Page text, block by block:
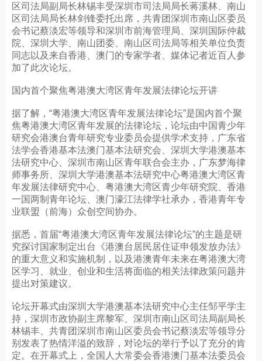
区司法局副局长林锡丰受深圳市司法局局长蒋溪林、南山
区司法局局长林剑锋委托出席，共青团深圳市南山区委员
会书记蔡淡宏等领导和深圳市前海管理局、深圳国际仲裁
院、深圳大学、南山团委、南山区司法局等相关单位负责
同志以及来自香港、澳门的专家学者、媒体记者近百人参
加了此次论坛。
国内首个聚焦粤港澳大湾区青年发展法律论坛开讲
据了解，“粤港澳大湾区青年发展法律论坛”是国内首个聚
焦粤港澳大湾区青年发展的法律论坛，论坛由中国青少年
研究会港澳台青年研究专业委员会提供学术支持，广东省
法学会香港基本法澳门基本法研究会、深圳大学港澳基本
法研究中心、深圳市南山区青年联合会主办，广东梦海律
师事务所、深圳大学港澳基本法研究中心粤港澳大湾区青
年发展法律研究中心、粤港澳大湾区青少年研究院、香港
一国两制青年论坛、澳门濠江法律学社承办，香港青年专
业联盟（前海）众创空间协办。
据悉，首届“粤港澳大湾区青年发展法律论坛”的主题是研
究探讨国家制定出台《港澳台居民居住证申领发放办法》
的重大意义和实施机制，以及港澳青年未来在粤港澳大湾
区学习、就业、创业和生活将面临的相关法律政策问题并
提出对策建议。
论坛开幕式由深圳大学港澳基本法研究中心主任邹平学主
持，深圳市政协副主席黎军、深圳市南山区司法局副局长
林锡丰、共青团深圳市南山区委员会书记蔡淡宏等领导分
别发表了热情洋溢的致辞，对论坛的举行予以了充分的肯
定。在开幕式上，全国人大常委会香港澳门基本法委员会